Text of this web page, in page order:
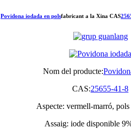
Povidona iodada en polsfabricant a la Xina CAS
Nom del producte:
CAS:25655-41-8
Aspecte: vermell-marró, pols
Assaig: iode disponible